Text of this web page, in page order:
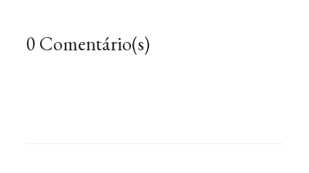
0 Comentário(s)